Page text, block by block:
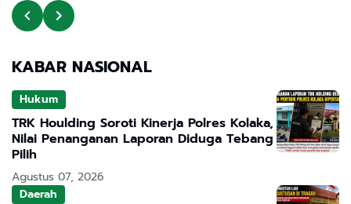
KABAR NASIONAL
Hukum
TRK Houlding Soroti Kinerja Polres Kolaka,
Nilai Penanganan Laporan Diduga Tebang
Pilih
Agustus 07, 2026
Daerah